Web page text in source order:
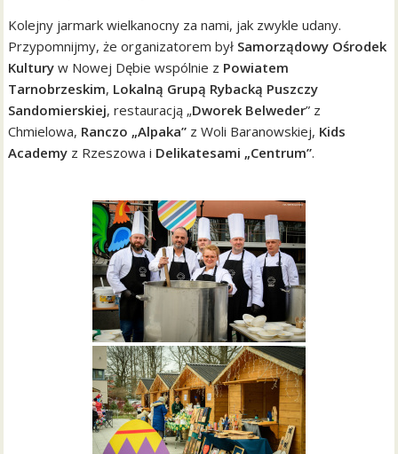
Kolejny jarmark wielkanocny za nami, jak zwykle udany.
Przypomnijmy, że organizatorem był Samorządowy Ośrodek
Kultury w Nowej Dębie wspólnie z Powiatem
Tarnobrzeskim, Lokalną Grupą Rybacką Puszczy
Sandomierskiej, restauracją „Dworek Belweder” z
Chmielowa, Ranczo „Alpaka” z Woli Baranowskiej, Kids
Academy z Rzeszowa i Delikatesami „Centrum”.